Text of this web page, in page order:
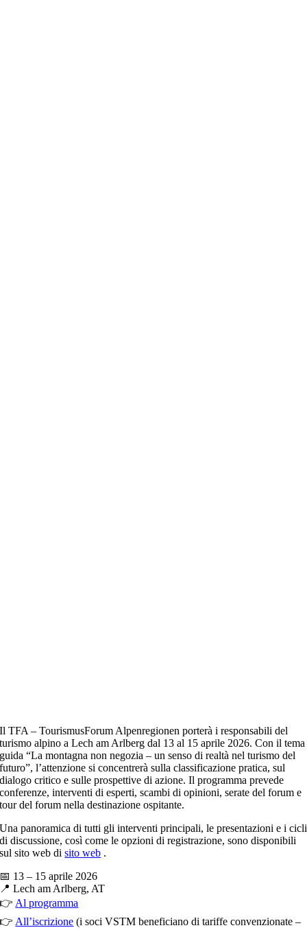
Il TFA – TourismusForum Alpenregionen porterà i responsabili del
turismo alpino a Lech am Arlberg dal 13 al 15 aprile 2026. Con il tema
guida “La montagna non negozia – un senso di realtà nel turismo del
futuro”, l’attenzione si concentrerà sulla classificazione pratica, sul
dialogo critico e sulle prospettive di azione. Il programma prevede
conferenze, interventi di esperti, scambi di opinioni, serate del forum e
tour del forum nella destinazione ospitante.
Una panoramica di tutti gli interventi principali, le presentazioni e i cicli
di discussione, così come le opzioni di registrazione, sono disponibili
sul sito web disito web .
📅 13 – 15 aprile 2026
📍 Lech am Arlberg, AT
👉 Al programma
👉 All’iscrizione (i soci VSTM beneficiano di tariffe convenzionate –